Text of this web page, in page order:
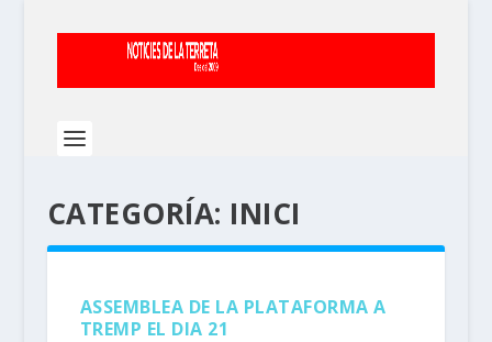
CATEGORÍA: INICI
ASSEMBLEA DE LA PLATAFORMA A
TREMP EL DIA 21